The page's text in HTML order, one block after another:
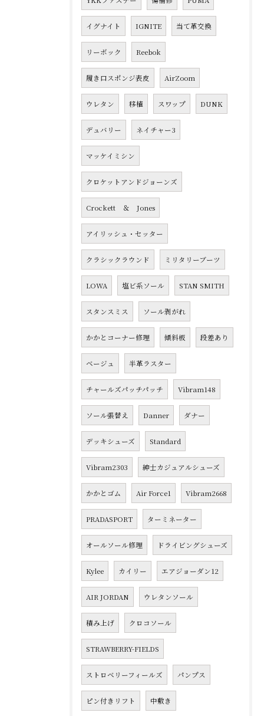
イグナイト IGNITE 当て革交換
リーボック Reebok
履き口スポンジ表皮 AirZoom
ウレタン 移植 スワップ DUNK
デュバリー ネイチャー3
マッケイミシン
クロケットアンドジョーンズ
Crockett ＆ Jones
アイリッシュ・セッター
クラシックラウンド ミリタリーブーツ
LOWA 塩ビ系ソール STAN SMITH
スタンスミス ソール剥がれ
かかとコーナー修理 傾斜板 段差あり
ベージュ 半革ラスター
チャールズパッチパッチ Vibram148
ソール張替え Danner ダナー
デッキシューズ Standard
Vibram2303 紳士カジュアルシューズ
かかとゴム Air Force1 Vibram2668
PRADASPORT ターミネーター
オールソール修理 ドライビングシューズ
Kylee カイリー エアジョーダン12
AIR JORDAN ウレタンソール
積み上げ クロコソール
STRAWBERRY-FIELDS
ストロベリーフィールズ パンプス
ピン付きリフト 中敷き